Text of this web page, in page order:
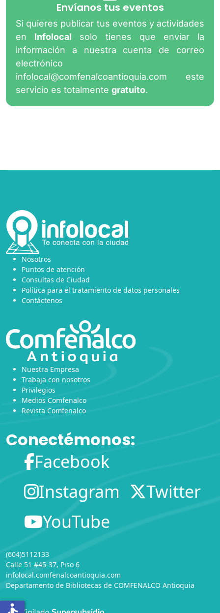
Envíanos tus eventos
Si quieres publicar tus eventos y actividades
en Infolocal solo tienes que enviar la
información a nuestra cuenta de correo
electrónico
infolocal@comfenalcoantioquia.com este
servicio es totalmente gratuito.
Nosotros
Puntos de atención
Consultas de Ciudad
Política para el tratamiento de datos personales
Contáctenos
Nuestra Empresa
Trabaja con nosotros
Privilegios
Medios Comfenalco
Revista Comfenalco
Conectémonos:
Facebook
Instagram
Twitter
YouTube
(604)5112133
Calle 51 #45-37, Piso 6
infolocal.comfenalcoantioquia.com
Departamento de Bibliotecas de COMFENALCO Antioquia